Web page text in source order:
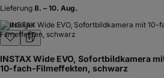
Lieferung 8. – 10. Aug.
Testsieger
INSTAX Wide EVO, Sofortbildkamera
10-fach-Filmeffekten, schwarz